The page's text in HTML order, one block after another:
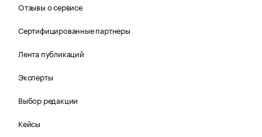
Отзывы о сервисе
Сертифицированные партнеры
Лента публикаций
Эксперты
Выбор редакции
Кейсы